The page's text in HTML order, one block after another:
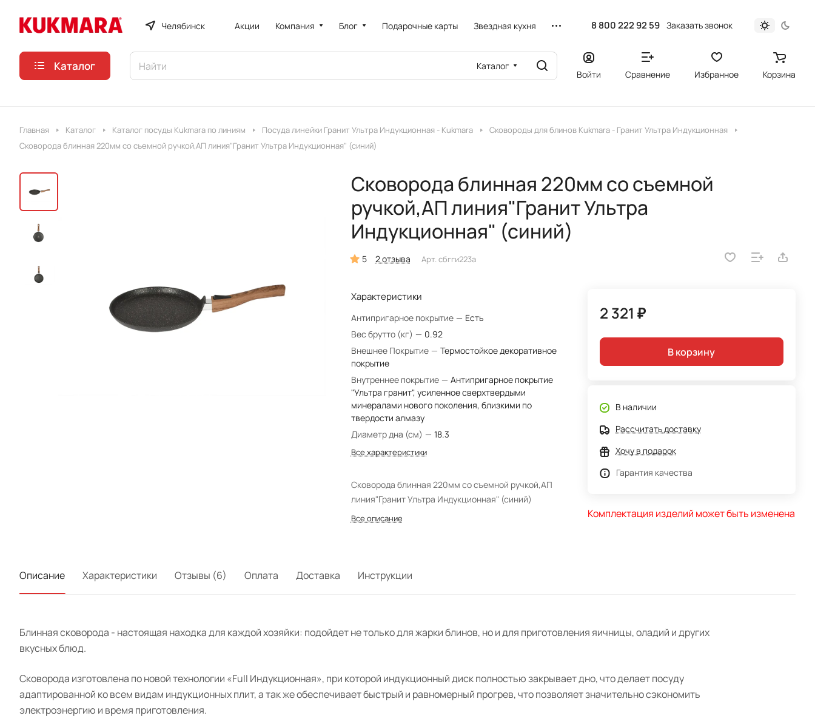
Челябинск Акции Компания Блог Подарочные карты Звездная кухня 8 800 222 92 59 Заказать звонок
Каталог Каталог
Войти Сравнение Избранное Корзина
Главная Каталог Каталог посуды Kukmara по линиям Посуда линейки Гранит Ультра Индукционная - Kukmara
Сковороды для блинов Kukmara - Гранит Ультра Индукционная
Сковорода блинная 220мм со съемной ручкой,АП линия"Гранит Ультра Индукционная" (синий)
Сковорода блинная 220мм со съемной
ручкой,АП линия"Гранит Ультра
Индукционная" (синий)
5 2 отзыва Арт. сбгги223а
Характеристики
Антипригарное покрытие — Есть
Вес брутто (кг) — 0.92
Внешнее Покрытие — Термостойкое декоративное
покрытие
Внутреннее покрытие — Антипригарное покрытие
"Ультра гранит", усиленное сверхтвердыми
минералами нового поколения, близкими по
твердости алмазу
Диаметр дна (см) — 18.3
Все характеристики
Сковорода блинная 220мм со съемной ручкой,АП
линия"Гранит Ультра Индукционная" (синий)
Все описание
2 321 ₽
В корзину
В наличии
Рассчитать доставку
Хочу в подарок
Гарантия качества
Комплектация изделий может быть изменена
Описание Характеристики Отзывы (6) Оплата Доставка Инструкции
Блинная сковорода - настоящая находка для каждой хозяйки: подойдет не только для жарки блинов, но и для приготовления яичницы, оладий и других
вкусных блюд.
Сковорода изготовлена по новой технологии «Full Индукционная», при которой индукционный диск полностью закрывает дно, что делает посуду
адаптированной ко всем видам индукционных плит, а так же обеспечивает быстрый и равномерный прогрев, что позволяет значительно сэкономить
электроэнергию и время приготовления.